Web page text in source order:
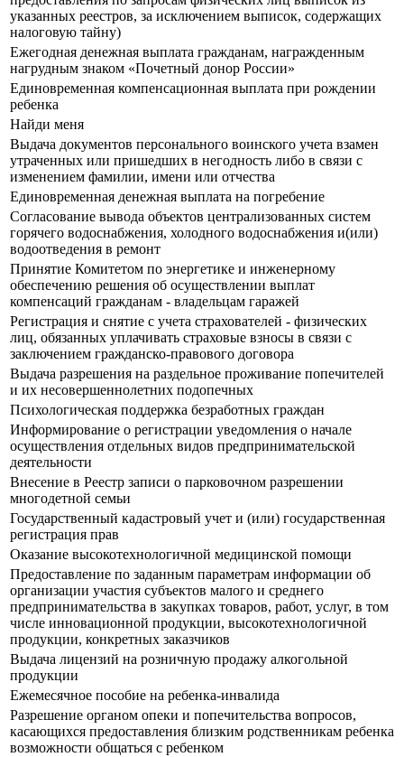
указанных реестров, за исключением выписок, содержащих
налоговую тайну)
Ежегодная денежная выплата гражданам, награжденным
нагрудным знаком «Почетный донор России»
Единовременная компенсационная выплата при рождении
ребенка
Найди меня
Выдача документов персонального воинского учета взамен
утраченных или пришедших в негодность либо в связи с
изменением фамилии, имени или отчества
Единовременная денежная выплата на погребение
Согласование вывода объектов централизованных систем
горячего водоснабжения, холодного водоснабжения и(или)
водоотведения в ремонт
Принятие Комитетом по энергетике и инженерному
обеспечению решения об осуществлении выплат
компенсаций гражданам - владельцам гаражей
Регистрация и снятие с учета страхователей - физических
лиц, обязанных уплачивать страховые взносы в связи с
заключением гражданско-правового договора
Выдача разрешения на раздельное проживание попечителей
и их несовершеннолетних подопечных
Психологическая поддержка безработных граждан
Информирование о регистрации уведомления о начале
осуществления отдельных видов предпринимательской
деятельности
Внесение в Реестр записи о парковочном разрешении
многодетной семьи
Государственный кадастровый учет и (или) государственная
регистрация прав
Оказание высокотехнологичной медицинской помощи
Предоставление по заданным параметрам информации об
организации участия субъектов малого и среднего
предпринимательства в закупках товаров, работ, услуг, в том
числе инновационной продукции, высокотехнологичной
продукции, конкретных заказчиков
Выдача лицензий на розничную продажу алкогольной
продукции
Ежемесячное пособие на ребенка-инвалида
Разрешение органом опеки и попечительства вопросов,
касающихся предоставления близким родственникам ребенка
возможности общаться с ребенком